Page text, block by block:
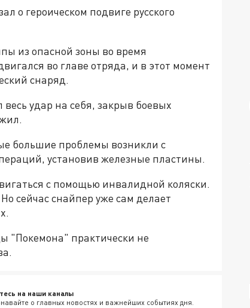
о героическом подвиге русского
из опасной зоны во время
во главе отряда, и в этот момент
снаряд.
удар на себя, закрыв боевых
большие проблемы возникли с
установив железные пластины.
с помощью инвалидной коляски.
сейчас снайпер уже сам делает
"Покемона" практически не
на наши каналы
о главных новостях и важнейших событиях дня.